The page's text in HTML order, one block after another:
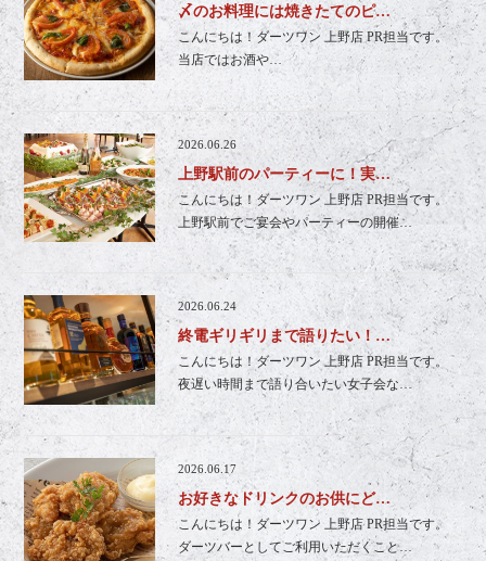
〆のお料理には焼きたてのピ…
こんにちは！ダーツワン 上野店 PR担当です。
当店ではお酒や…
2026.06.26
上野駅前のパーティーに！実…
こんにちは！ダーツワン 上野店 PR担当です。
上野駅前でご宴会やパーティーの開催…
2026.06.24
終電ギリギリまで語りたい！…
こんにちは！ダーツワン 上野店 PR担当です。
夜遅い時間まで語り合いたい女子会な…
2026.06.17
お好きなドリンクのお供にど…
こんにちは！ダーツワン 上野店 PR担当です。
ダーツバーとしてご利用いただくこと…